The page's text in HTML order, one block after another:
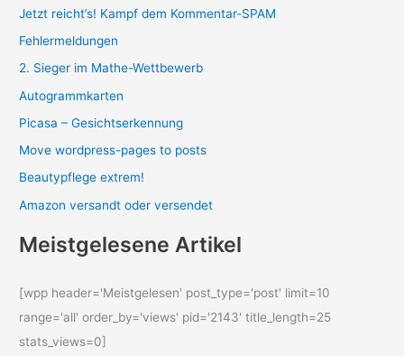
Jetzt reicht’s! Kampf dem Kommentar-SPAM
Fehlermeldungen
2. Sieger im Mathe-Wettbewerb
Autogrammkarten
Picasa – Gesichtserkennung
Move wordpress-pages to posts
Beautypflege extrem!
Amazon versandt oder versendet
Meistgelesene Artikel
[wpp header='Meistgelesen' post_type='post' limit=10
range='all' order_by='views' pid='2143' title_length=25
stats_views=0]